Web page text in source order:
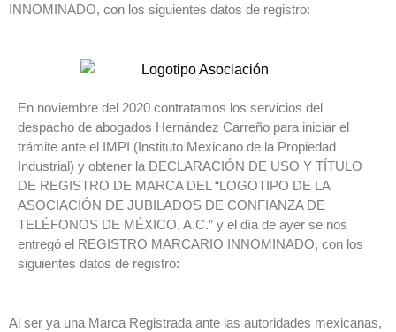
INNOMINADO, con los siguientes datos de registro:
En noviembre del 2020 contratamos los servicios del
despacho de abogados Hernández Carreño para iniciar el
trámite ante el IMPI (Instituto Mexicano de la Propiedad
Industrial) y obtener la DECLARACIÓN DE USO Y TÍTULO
DE REGISTRO DE MARCA DEL “LOGOTIPO DE LA
ASOCIACIÓN DE JUBILADOS DE CONFIANZA DE
TELÉFONOS DE MÉXICO, A.C.” y el día de ayer se nos
entregó el REGISTRO MARCARIO INNOMINADO, con los
siguientes datos de registro:
Al ser ya una Marca Registrada ante las autoridades mexicanas,